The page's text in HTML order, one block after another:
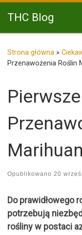
Przejdź do treści
THC Blog
Strona główna »
Przenawożenia Roślin
Opublikowano 20
Do prawidłowego
potrzebują
rośliny w postaci